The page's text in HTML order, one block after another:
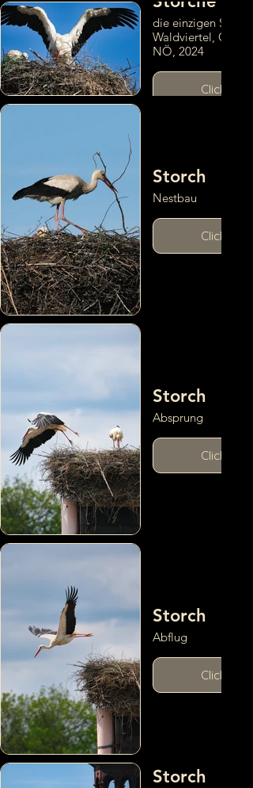
Click here
die einzigen
Waldviertel,
NÖ, 2024
Click here
Storch
Nestbau
Click here
Storch
Absprung
Click here
Storch
Abflug
Click here
Storch